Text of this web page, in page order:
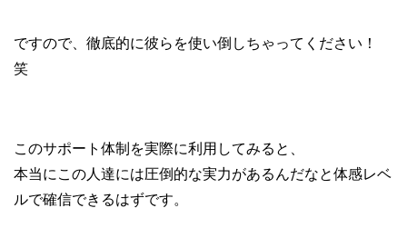
ですので、徹底的に彼らを使い倒しちゃってください！
笑
このサポート体制を実際に利用してみると、
本当にこの人達には圧倒的な実力があるんだなと体感レベ
ルで確信できるはずです。